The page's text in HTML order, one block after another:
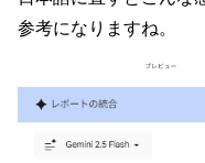
参考になりますね。